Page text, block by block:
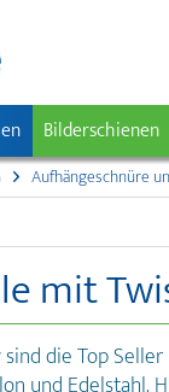
Bilderschienen
Aufhängeschnüre
mit
sind die Top